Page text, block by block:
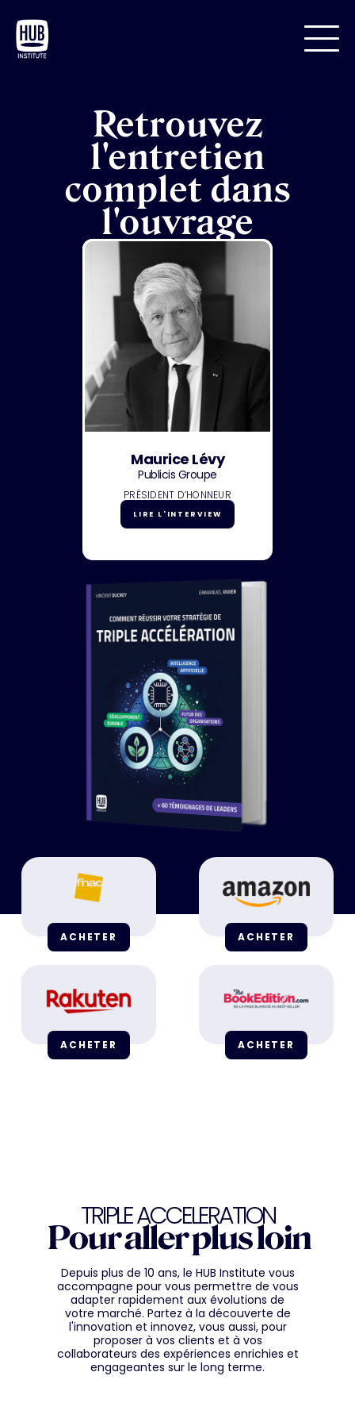
Retrouvez
l'entretien
complet dans
l'ouvrage
Maurice Lévy
Publicis Groupe
PRÉSIDENT D’HONNEUR
LIRE L'INTERVIEW
ACHETER ACHETER
ACHETER ACHETER
TRIPLE ACCELERATION
Pour aller plus loin
Depuis plus de 10 ans, le HUB Institute vous
accompagne pour vous permettre de vous
adapter rapidement aux évolutions de
votre marché. Partez à la découverte de
l'innovation et innovez, vous aussi, pour
proposer à vos clients et à vos
collaborateurs des expériences enrichies et
engageantes sur le long terme.